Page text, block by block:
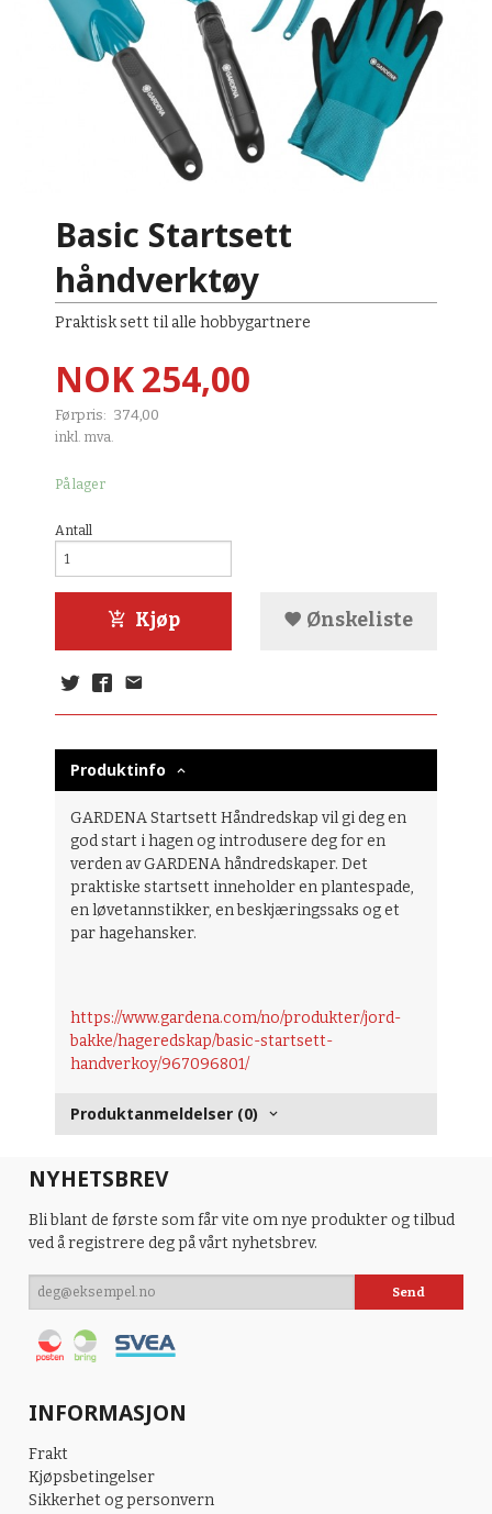
Basic Startsett
håndverktøy
Praktisk sett til alle hobbygartnere
Tilbud
NOK254,00
Førpris: 374,00
Rabatt
inkl. mva.
På lager
Antall
Kjøp Ønskeliste
Produktinfo
GARDENA Startsett Håndredskap vil gi deg en
god start i hagen og introdusere deg for en
verden av GARDENA håndredskaper. Det
praktiske startsett inneholder en plantespade,
en løvetannstikker, en beskjæringssaks og et
par hagehansker.
https://www.gardena.com/no/produkter/jord-
bakke/hageredskap/basic-startsett-
handverkoy/967096801/
Produktanmeldelser (0)
NYHETSBREV
Bli blant de første som får vite om nye produkter og tilbud
ved å registrere deg på vårt nyhetsbrev.
INFORMASJON
Frakt
Kjøpsbetingelser
Sikkerhet og personvern